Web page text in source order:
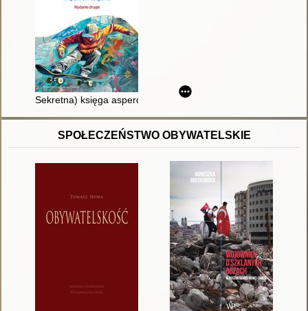
Sekretna) księga asperdzieciaka : poradnik dla młodzieży w
SPOŁECZEŃSTWO OBYWATELSKIE